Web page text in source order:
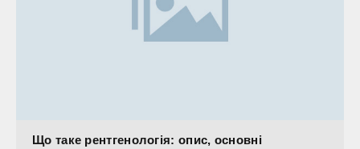
Що таке рентгенологія: опис, основні